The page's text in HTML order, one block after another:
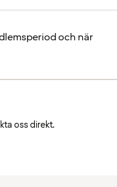
och när
oss direkt.